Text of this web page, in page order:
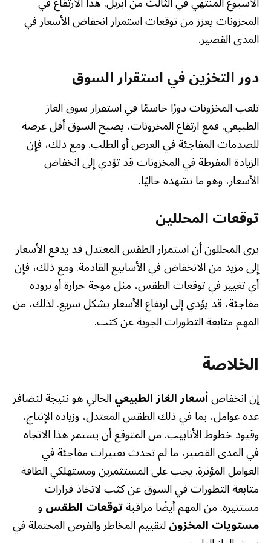
المخزونات يعزز من توقعات استمرار انخفاض الأسعار في
المدى القصير.
دور التخزين في استقرار السوق
تلعب المخزونات دورًا حاسمًا في استقرار سوق الغاز
الطبيعي. فمع ارتفاع المخزونات، يصبح السوق أقل عرضة
للصدمات المفاجئة في العرض أو الطلب. ومع ذلك، فإن
الزيادة المفرطة في المخزونات قد تؤدي إلى انخفاض
الأسعار، وهو ما نشهده حاليًا.
توقعات المحللين
يرى المحللون أن استمرار الطقس المعتدل قد يدفع الأسعار
إلى مزيد من الانخفاض في الأسابيع القادمة. ومع ذلك، فإن
أي تغيير في توقعات الطقس، مثل موجة حرارة أو برودة
مفاجئة، قد يؤدي إلى ارتفاع الأسعار بشكل سريع. لذلك، من
المهم متابعة التطورات الجوية عن كثب.
الخلاصة
إن انخفاضأسعار الغاز الطبيعيالحالي هو نتيجة لتضافر
عدة عوامل، بما في ذلك الطقس المعتدل، وزيادة الإنتاج،
وقيود خطوط الأنابيب. من المتوقع أن يستمر هذا الاتجاه
في المدى القصير، ما لم تحدث تغييرات مفاجئة في
العوامل المؤثرة. يجب على المستثمرين ومستهلكي الطاقة
متابعة التطورات في السوق عن كثب لاتخاذ قرارات
مستنيرة. من المهم أيضًا مراقبةتوقعات الطقسو
مستويات المخزونلتقييم المخاطر والفرص المحتملة في